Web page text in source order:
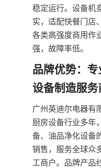
稳定运行。设备机
实，适配快餐门店
各类高强度商用作
强，故障率低。
品牌优势：
设备制造服务
广州英迪尔电器有
厨房设备行业多年
备、油品净化设备
销售，服务全球众
工商户。品牌产品